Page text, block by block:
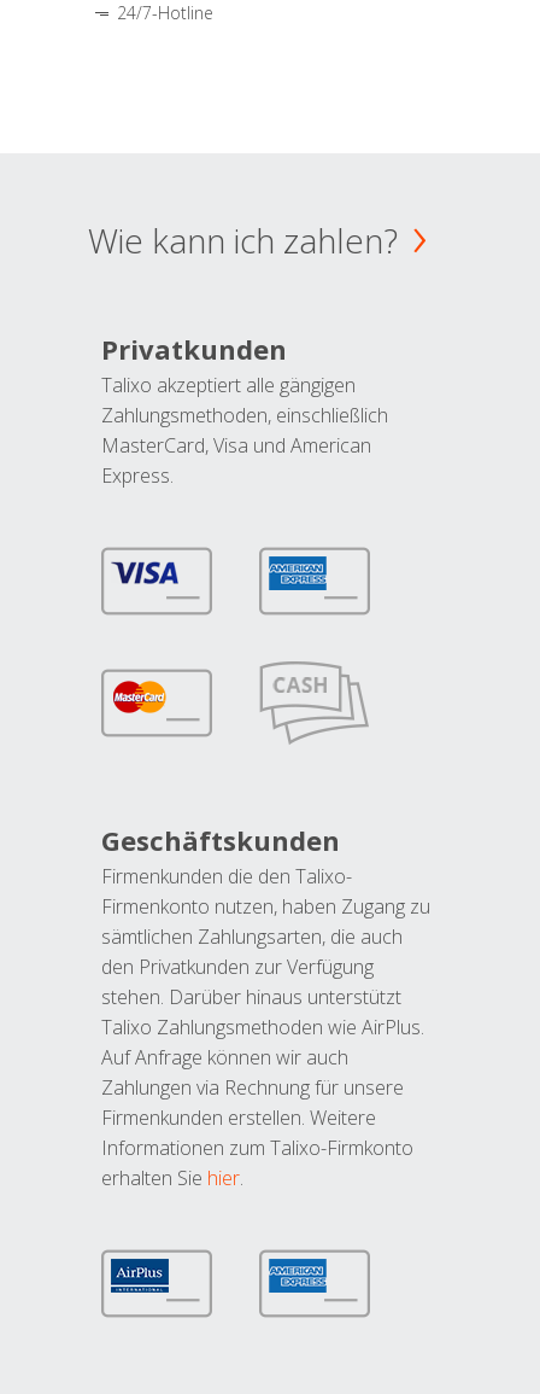
24/7-Hotline
Wie kann ich zahlen?
Privatkunden
Talixo akzeptiert alle gängigen
Zahlungsmethoden, einschließlich
MasterCard, Visa und American
Express.
Geschäftskunden
Firmenkunden die den Talixo-
Firmenkonto nutzen, haben Zugang zu
sämtlichen Zahlungsarten, die auch
den Privatkunden zur Verfügung
stehen. Darüber hinaus unterstützt
Talixo Zahlungsmethoden wie AirPlus.
Auf Anfrage können wir auch
Zahlungen via Rechnung für unsere
Firmenkunden erstellen. Weitere
Informationen zum Talixo-Firmkonto
erhalten Sie hier.